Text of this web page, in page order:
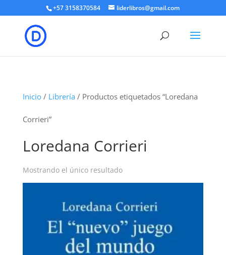
+57 3158370584 liderlibros@gmail.com
Inicio/ Librería / Productos etiquetados “Loredana
Corrieri”
Loredana Corrieri
Mostrando el único resultado